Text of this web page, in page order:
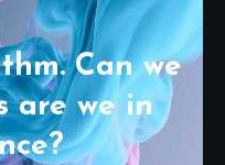
Can we
are we in